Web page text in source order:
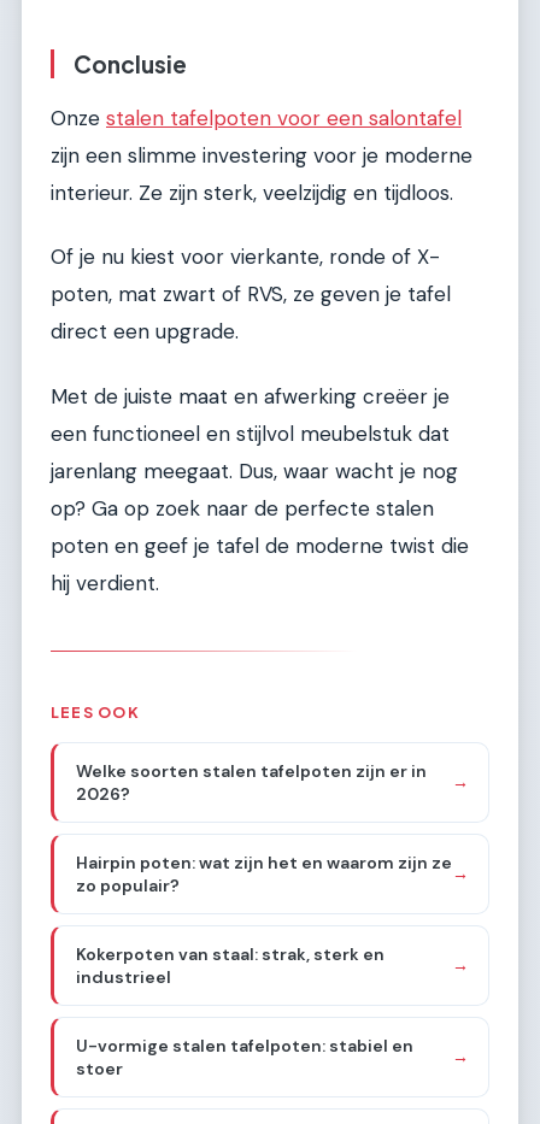
Conclusie
Onze stalen tafelpoten voor een salontafel
zijn een slimme investering voor je moderne
interieur. Ze zijn sterk, veelzijdig en tijdloos.
Of je nu kiest voor vierkante, ronde of X-
poten, mat zwart of RVS, ze geven je tafel
direct een upgrade.
Met de juiste maat en afwerking creëer je
een functioneel en stijlvol meubelstuk dat
jarenlang meegaat. Dus, waar wacht je nog
op? Ga op zoek naar de perfecte stalen
poten en geef je tafel de moderne twist die
hij verdient.
LEES OOK
Welke soorten stalen tafelpoten zijn er in
2026?
→
Hairpin poten: wat zijn het en waarom zijn ze
zo populair?
→
Kokerpoten van staal: strak, sterk en
industrieel
→
U-vormige stalen tafelpoten: stabiel en
stoer
→